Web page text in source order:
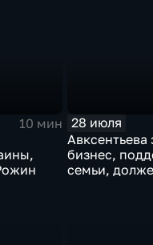
10 мин
28 июля
Авксентьева
бизнес,
семьи,